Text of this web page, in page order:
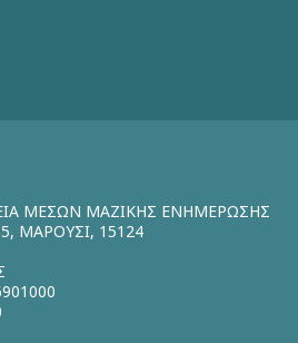
ΜΕΣΩΝ ΜΑΖΙΚΗΣ ΕΝΗΜΕΡΩΣΗΣ
ΜΑΡΟΥΣΙ, 15124